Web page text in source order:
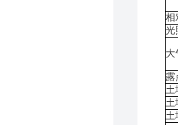
相
光
大
露
土
土
土